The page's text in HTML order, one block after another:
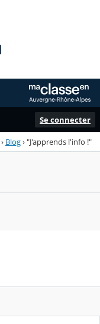
Se connecter
› Blog›"J'apprends l'info !"